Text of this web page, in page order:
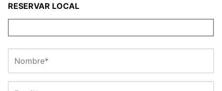
RESERVAR LOCAL